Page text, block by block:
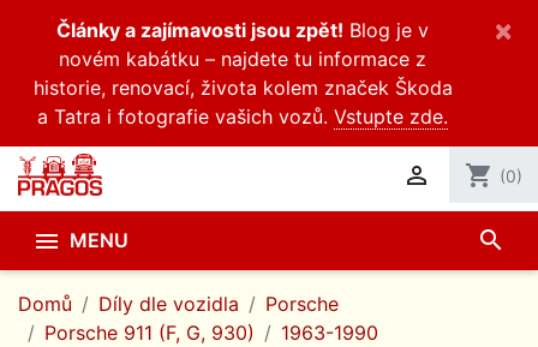
Články a zajímavosti jsou zpět! Blog je v
novém kabátku – najdete tu informace z
historie, renovací, života kolem značek Škoda
a Tatra i fotografie vašich vozů. Vstupte zde.
×
 shopping_cart (0)
 MENU search
Domů Díly dle vozidla
Porsche
Porsche 911 (F, G, 930)
1963-1990